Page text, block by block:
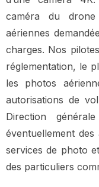
caméra du
aériennes
charges. Nos
réglementation, le
les photos
autorisations de
Direction
éventuellement
services de photo
des particuliers